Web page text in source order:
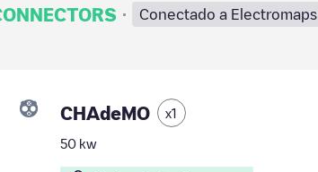
· Conectado a Electromaps
CHAdeMO x1
50kw